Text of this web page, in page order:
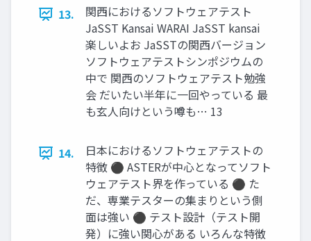
13.
関西におけるソフトウェアテスト
JaSST Kansai WARAI JaSST kansai
楽しいよお JaSSTの関西バージョン
ソフトウェアテストシンポジウムの
中で 関西のソフトウェアテスト勉強
会 だいたい半年に一回やっている 最
も玄人向けという噂も… 13
14.
日本におけるソフトウェアテストの
特徴 ⚫ ASTERが中心となってソフト
ウェアテスト界を作っている ⚫ た
だ、専業テスターの集まりという側
面は強い ⚫ テスト設計（テスト開
発）に強い関心がある いろんな特徴